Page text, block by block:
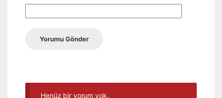
Henüz bir yorum yok.